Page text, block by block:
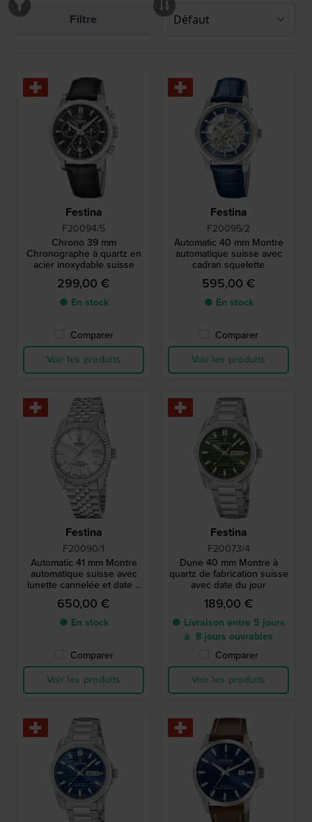
Filtre
Festina
F20094/5
Chrono 39 mm
Chronographe à quartz en
acier inoxydable suisse
299,00 €
● En stock
Comparer
Voir les produits
Festina
F20095/2
Automatic 40 mm Montre
automatique suisse avec
cadran squelette
595,00 €
● En stock
Comparer
Voir les produits
Festina
F20090/1
Automatic 41 mm Montre
automatique suisse avec
lunette cannelée et date à
bulle
650,00 €
● En stock
Comparer
Voir les produits
Festina
F20073/4
Dune 40 mm Montre à
quartz de fabrication suisse
avec date du jour
189,00 €
● Livraison entre 5 jours
à 8 jours ouvrables
Comparer
Voir les produits